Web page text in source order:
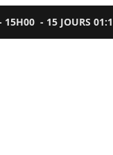
15H00 - 15 JOURS01: